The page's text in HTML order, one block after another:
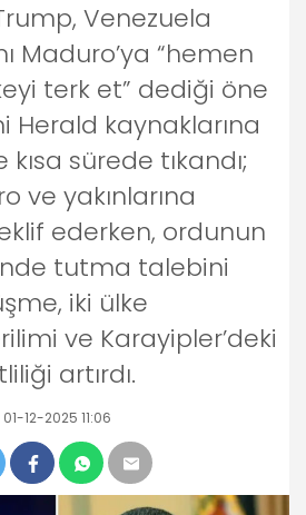
Venezuela
Maduro’ya “hemen
terk et” dediği öne
Herald kaynaklarına
sürede tıkandı;
ve yakınlarına
ederken, ordunun
tutma talebini
iki ülke
ve Karayipler’deki
artırdı.
01-12-2025 11:06